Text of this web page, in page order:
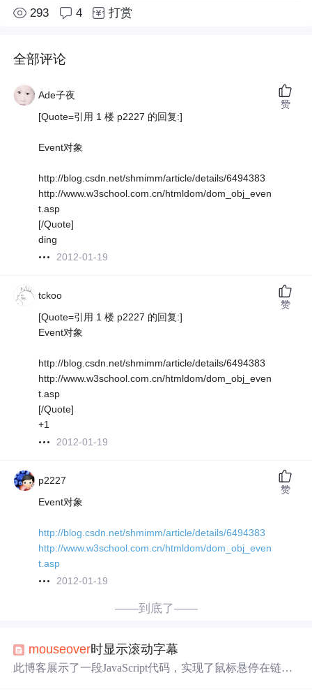
293 4 打赏
全部评论
Ade子夜
[Quote=引用 1 楼 p2227 的回复:]
Event对象
http://blog.csdn.net/shmimm/article/details/6494383
http://www.w3school.com.cn/htmldom/dom_obj_even
t.asp
[/Quote]
ding
2012-01-19
赞
tckoo
[Quote=引用 1 楼 p2227 的回复:]
Event对象
http://blog.csdn.net/shmimm/article/details/6494383
http://www.w3school.com.cn/htmldom/dom_obj_even
t.asp
[/Quote]
+1
2012-01-19
赞
p2227
Event对象
http://blog.csdn.net/shmimm/article/details/6494383
http://www.w3school.com.cn/htmldom/dom_obj_even
t.asp
2012-01-19
赞
——到底了——
mouseover时显示滚动字幕
此博客展示了一段JavaScript代码，实现了鼠标悬停在链接